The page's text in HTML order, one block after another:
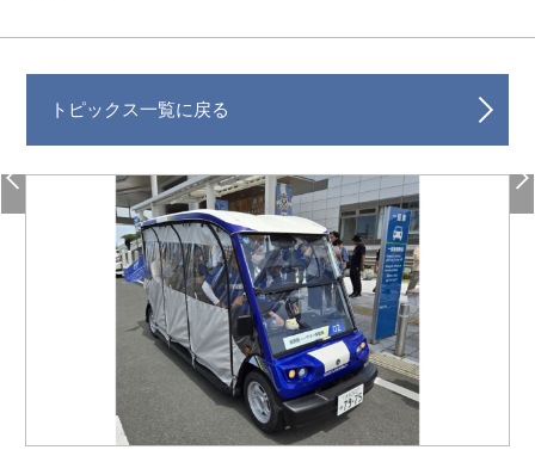
トピックス一覧に戻る